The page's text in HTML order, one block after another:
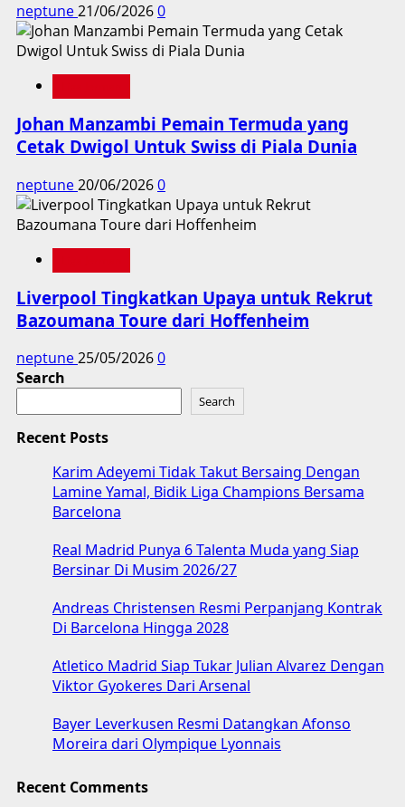
neptune21/06/20260
Johan Manzambi Pemain Termuda yang
Cetak Dwigol Untuk Swiss di Piala Dunia
neptune20/06/20260
Liverpool Tingkatkan Upaya untuk Rekrut
Bazoumana Toure dari Hoffenheim
neptune25/05/20260
Search
Search
Recent Posts
Karim Adeyemi Tidak Takut Bersaing Dengan
Lamine Yamal, Bidik Liga Champions Bersama
Barcelona
Real Madrid Punya 6 Talenta Muda yang Siap
Bersinar Di Musim 2026/27
Andreas Christensen Resmi Perpanjang Kontrak
Di Barcelona Hingga 2028
Atletico Madrid Siap Tukar Julian Alvarez Dengan
Viktor Gyokeres Dari Arsenal
Bayer Leverkusen Resmi Datangkan Afonso
Moreira dari Olympique Lyonnais
Recent Comments